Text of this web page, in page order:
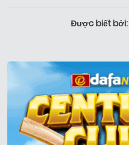
Được biết bởi: